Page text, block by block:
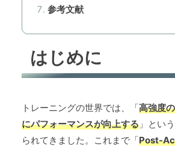
参考文献
はじめに
トレーニングの世界では、「高強度
にパフォーマンスが向上する 」とい
られてきました。これまで「Post-